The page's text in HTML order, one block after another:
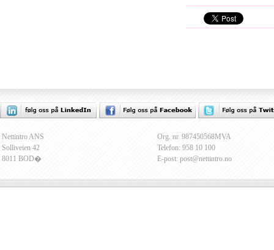
Nettintro ANS
Solliveien 42
8011 BOD�
Org. nr. 987450568MVA
Telefon: 958 10 100
E-post: post@nettintro.no